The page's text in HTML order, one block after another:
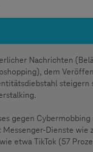
Nachrichten
dem
steigern
gegen
Dienste wie
etwa TikTok (57